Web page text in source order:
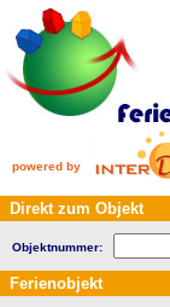
powered by
Direkt zum Objekt
Objektnummer:
Ferienobjekt